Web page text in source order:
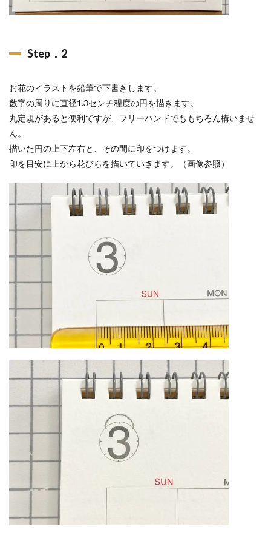
Step．2
お花のイラストを鉛筆で下書きします。
数字の周りに直径1.3センチ程度の円を描きます。
丸定規があると便利ですが、フリーハンドでももちろん構いませ
ん。
描いた円の上下左右と、その間に印をつけます。
印を目安に上から花びらを描いていきます。（画像参照）